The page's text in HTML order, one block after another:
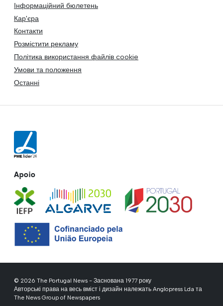
Інформаційний бюлетень
Кар'єра
Контакти
Розмістити рекламу
Політика використання файлів cookie
Умови та положення
Останні
Apoio
© 2026 The Portugal News - Заснована 1977 року
Авторські права на весь вміст і дизайн належать Anglopress Lda та
The News Group of Newspapers